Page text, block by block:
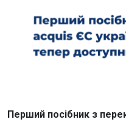
Перший посібник з